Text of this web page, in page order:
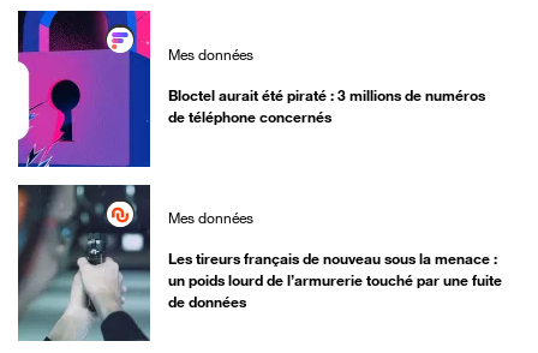
Mes données
Bloctel aurait été piraté : 3 millions de numéros
de téléphone concernés
Mes données
Les tireurs français de nouveau sous la menace :
un poids lourd de l’armurerie touché par une fuite
de données